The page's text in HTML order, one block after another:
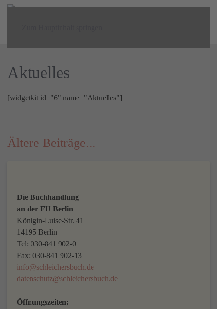
Aktuelles
[widgetkit id="6" name="Aktuelles"]
Ältere Beiträge...
Die Buchhandlung
an der FU Berlin
Königin-Luise-Str. 41
14195 Berlin
Tel: 030-841 902-0
Fax: 030-841 902-13
info@schleichersbuch.de
datenschutz@schleichersbuch.de
Öffnungszeiten: